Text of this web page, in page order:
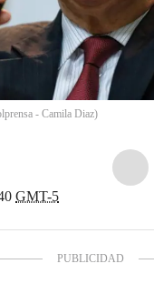
- Camila Diaz)
GMT-5